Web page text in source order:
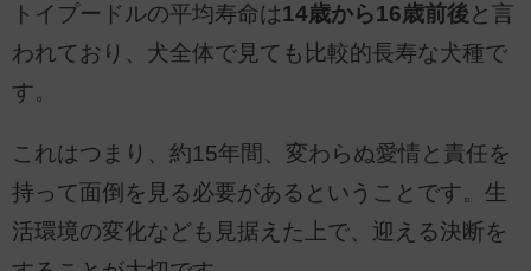
トイプードルの平均寿命は14歳から16歳前後と言
われており、犬全体で見ても比較的長寿な犬種で
す。
これはつまり、約15年間、変わらぬ愛情と責任を
持って面倒を見る必要があるということです。生
活環境の変化なども見据えた上で、迎える決断を